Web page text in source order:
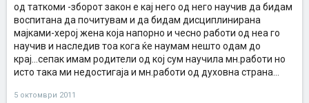
од таткоми -зборот закон е кај него од него научив да бидам
воспитана да почитувам и да бидам дисциплинирана
мајками-херој жена која напорно и чесно работи од неа го
научив и наследив тоа кога ќе наумам нешто одам до
крај...сепак имам родители од кој сум научила мн.работи но
исто така ми недостигаја и мн.работи од духовна страна...
5 октомври 2011